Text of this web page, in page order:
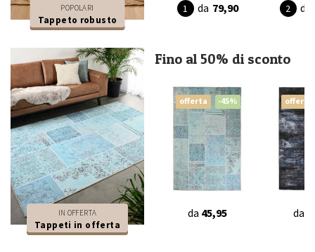
POPOLARI
Tappeto robusto
da 79,90 da
IN OFFERTA
Tappeti in offerta
Fino al 50% di sconto
offerta -45%
da 45,95
offerta
da